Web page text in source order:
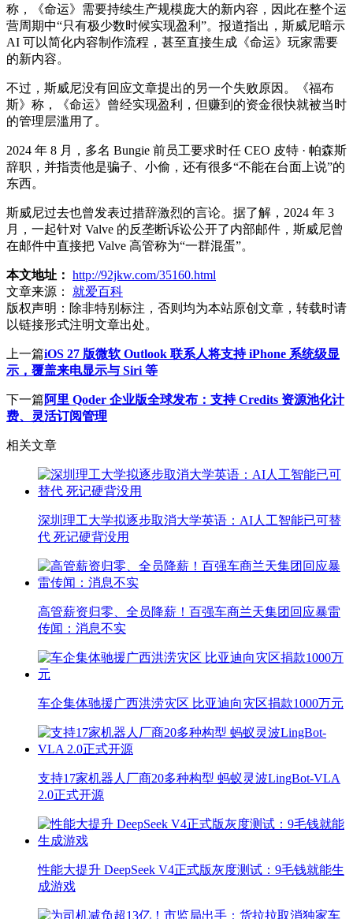
称，《命运》需要持续生产规模庞大的新内容，因此在整个运
营周期中“只有极少数时候实现盈利”。报道指出，斯威尼暗示
AI 可以简化内容制作流程，甚至直接生成《命运》玩家需要
的新内容。
不过，斯威尼没有回应文章提出的另一个失败原因。《福布
斯》称，《命运》曾经实现盈利，但赚到的资金很快就被当时
的管理层滥用了。
2024 年 8 月，多名 Bungie 前员工要求时任 CEO 皮特 · 帕森斯
辞职，并指责他是骗子、小偷，还有很多“不能在台面上说”的
东西。
斯威尼过去也曾发表过措辞激烈的言论。据了解，2024 年 3
月，一起针对 Valve 的反垄断诉讼公开了内部邮件，斯威尼曾
在邮件中直接把 Valve 高管称为“一群混蛋”。
本文地址： http://92jkw.com/35160.html
文章来源：
就爱百科
版权声明： 除非特别标注，否则均为本站原创文章，转载时请
以链接形式注明文章出处。
上一篇iOS 27 版微软 Outlook 联系人将支持 iPhone 系统级显
示，覆盖来电显示与 Siri 等
下一篇阿里 Qoder 企业版全球发布：支持 Credits 资源池化计
费、灵活订阅管理
相关文章
深圳理工大学拟逐步取消大学英语：AI人工智能已可替
代 死记硬背没用
高管薪资归零、全员降薪！百强车商兰天集团回应暴雷
传闻：消息不实
车企集体驰援广西洪涝灾区 比亚迪向灾区捐款1000万元
支持17家机器人厂商20多种构型 蚂蚁灵波LingBot-VLA
2.0正式开源
性能大提升 DeepSeek V4正式版灰度测试：9毛钱就能生
成游戏